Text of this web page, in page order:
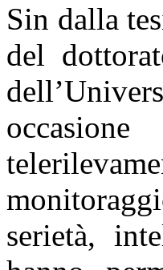
Sin dalla
del
serietà,